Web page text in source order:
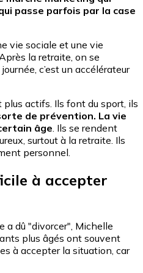
passe parfois par la case
vie sociale et une vie
la retraite, on se
c’est un accélérateur
plus actifs. Ils font du sport, ils
de prévention. La vie
âge . Ils se rendent
surtout à la retraite. Ils
personnel.
à accepter
a dû "divorcer", Michelle
plus âgés ont souvent
à accepter la situation, car